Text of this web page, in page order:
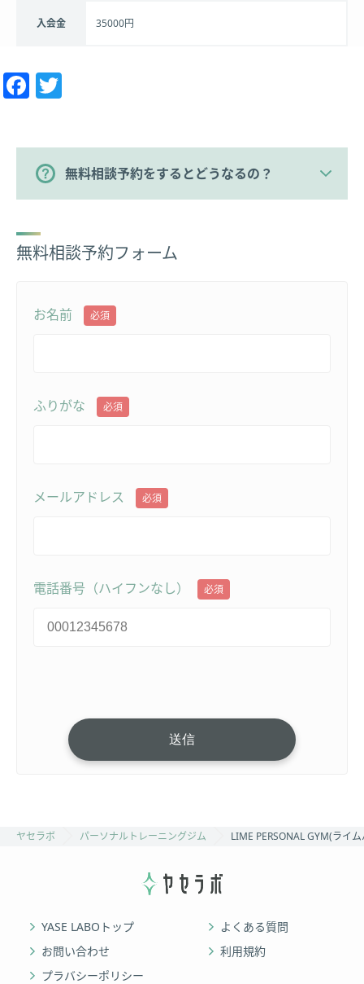
入会金 35000円
Facebook
無料相談予約をするとどうなるの？
無料相談予約フォーム
お名前 必須
ふりがな 必須
メールアドレス 必須
電話番号（ハイフンなし） 必須
ヤセラボ パーソナルトレーニングジム LIME PERSONAL GYM(ライ
YASE LABOトップ
よくある質問
お問い合わせ
利用規約
プラバシーポリシー